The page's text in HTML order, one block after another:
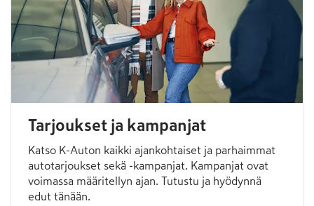
Tarjoukset ja kampanjat
Katso K-Auton kaikki ajankohtaiset ja parhaimmat
autotarjoukset sekä -kampanjat. Kampanjat ovat
voimassa määritellyn ajan. Tutustu ja hyödynnä
edut tänään.